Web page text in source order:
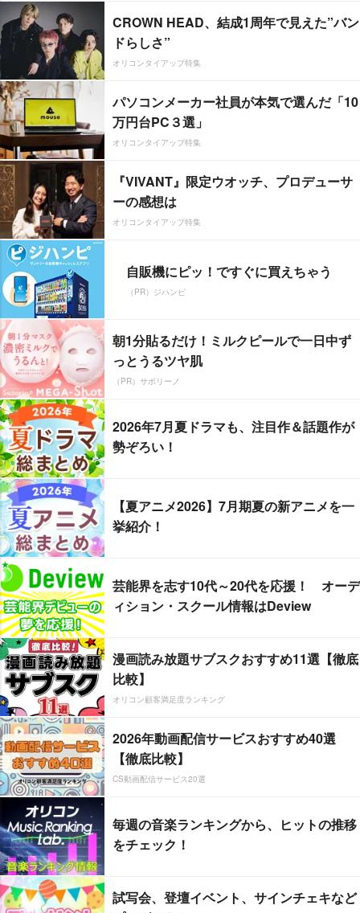
CROWN HEAD、結成1周年で見えた”バン
ドらしさ”
オリコンタイアップ特集
パソコンメーカー社員が本気で選んだ「10
万円台PC３選」
オリコンタイアップ特集
『VIVANT』限定ウオッチ、プロデューサ
ーの感想は
オリコンタイアップ特集
自販機にピッ！ですぐに買えちゃう
（PR）ジハンピ
朝1分貼るだけ！ミルクピールで一日中ず
っとうるツヤ肌
（PR）サボリーノ
2026年7月夏ドラマも、注目作＆話題作が
勢ぞろい！
【夏アニメ2026】7月期夏の新アニメを一
挙紹介！
芸能界を志す10代～20代を応援！ オーデ
ィション・スクール情報はDeview
漫画読み放題サブスクおすすめ11選【徹底
比較】
オリコン顧客満足度ランキング
2026年動画配信サービスおすすめ40選
【徹底比較】
CS動画配信サービス20選
毎週の音楽ランキングから、ヒットの推移
をチェック！
試写会、登壇イベント、サインチェキなど